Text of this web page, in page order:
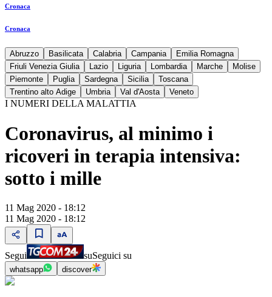
Cronaca
Cronaca
Abruzzo Basilicata Calabria Campania
Emilia Romagna
Friuli Venezia Giulia
Lazio Liguria Lombardia Marche
Molise
Piemonte
Puglia Sardegna Sicilia
Toscana
Trentino alto Adige
Umbria Val d'Aosta Veneto
I NUMERI DELLA MALATTIA
Coronavirus, al minimo i
ricoveri in terapia intensiva:
sotto i mille
11 Mag 2020 - 18:12
11 Mag 2020 - 18:12
Segui suSeguici su
whatsapp discover